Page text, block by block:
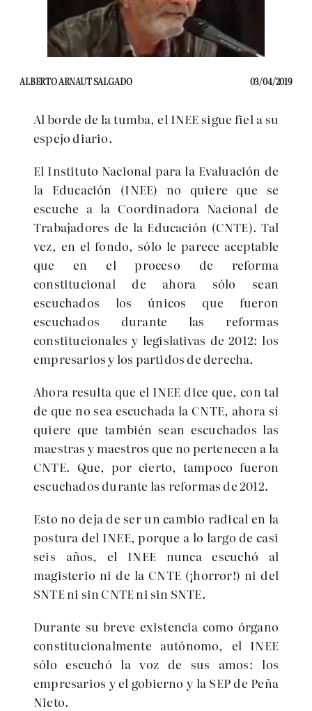
ALBERTO ARNAUT SALGADO 03/04/2019
Al borde de la tumba, el INEE sigue fiel a su
espejo diario.
El Instituto Nacional para la Evaluación de
la Educación (INEE) no quiere que se
escuche a la Coordinadora Nacional de
Trabajadores de la Educación (CNTE). Tal
vez, en el fondo, sólo le parece aceptable
que en el proceso de reforma
constitucional de ahora sólo sean
escuchados los únicos que fueron
escuchados durante las reformas
constitucionales y legislativas de 2012: los
empresarios y los partidos de derecha.
Ahora resulta que el INEE dice que, con tal
de que no sea escuchada la CNTE, ahora sí
quiere que también sean escuchados las
maestras y maestros que no pertenecen a la
CNTE. Que, por cierto, tampoco fueron
escuchados durante las reformas de 2012.
Esto no deja de ser un cambio radical en la
postura del INEE, porque a lo largo de casi
seis años, el INEE nunca escuchó al
magisterio ni de la CNTE (¡horror!) ni del
SNTE ni sin CNTE ni sin SNTE.
Durante su breve existencia como órgano
constitucionalmente autónomo, el INEE
sólo escuchó la voz de sus amos: los
empresarios y el gobierno y la SEP de Peña
Nieto.